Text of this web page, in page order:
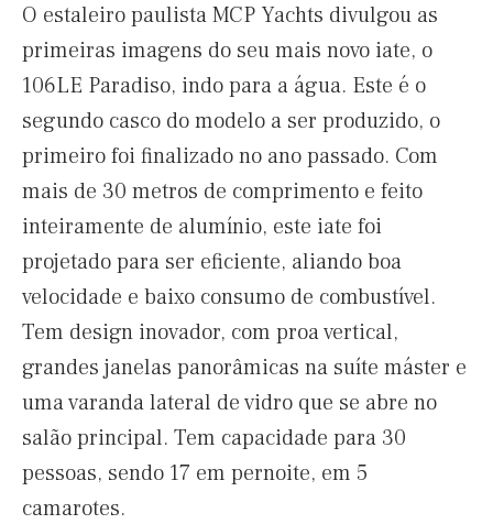
O estaleiro paulista MCP Yachts divulgou as
primeiras imagens do seu mais novo iate, o
106LE Paradiso, indo para a água. Este é o
segundo casco do modelo a ser produzido, o
primeiro foi finalizado no ano passado. Com
mais de 30 metros de comprimento e feito
inteiramente de alumínio, este iate foi
projetado para ser eficiente, aliando boa
velocidade e baixo consumo de combustível.
Tem design inovador, com proa vertical,
grandes janelas panorâmicas na suíte máster e
uma varanda lateral de vidro que se abre no
salão principal. Tem capacidade para 30
pessoas, sendo 17 em pernoite, em 5
camarotes.